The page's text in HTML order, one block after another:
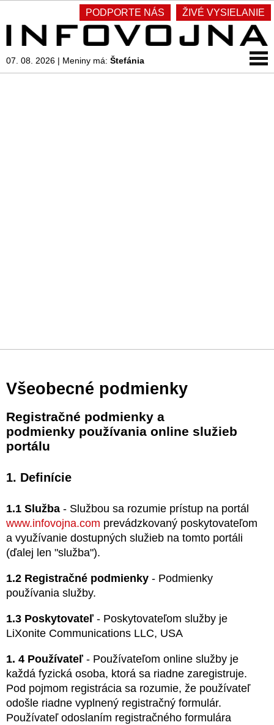
PODPORTE NÁS ŽIVÉ VYSIELANIE
07. 08. 2026 | Meniny má: Štefánia
Všeobecné podmienky
Registračné podmienky a
podmienky používania online služieb
portálu
1. Definície
1.1 Služba - Službou sa rozumie prístup na portál
www.infovojna.com prevádzkovaný poskytovateľom
a využívanie dostupných služieb na tomto portáli
(ďalej len "služba").
1.2 Registračné podmienky - Podmienky
používania služby.
1.3 Poskytovateľ - Poskytovateľom služby je
LiXonite Communications LLC, USA
1. 4 Používateľ - Používateľom online služby je
každá fyzická osoba, ktorá sa riadne zaregistruje.
Pod pojmom registrácia sa rozumie, že používateľ
odošle riadne vyplnený registračný formulár.
Používateľ odoslaním registračného formulára